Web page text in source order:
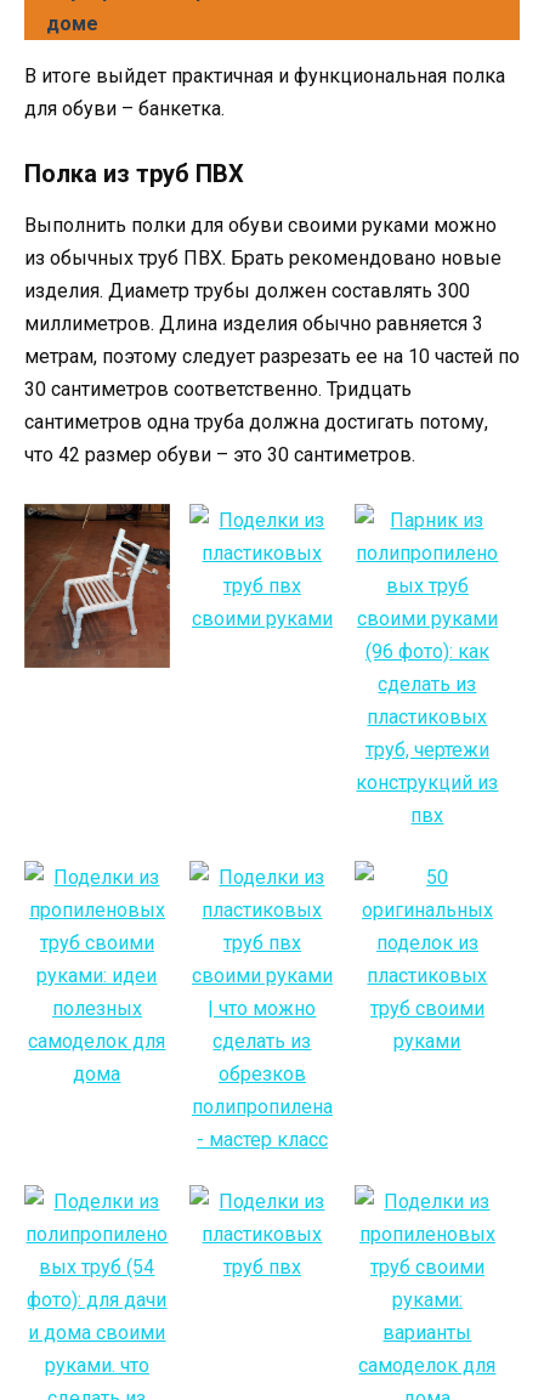
доме
В итоге выйдет практичная и функциональная полка
для обуви – банкетка.
Полка из труб ПВХ
Выполнить полки для обуви своими руками можно
из обычных труб ПВХ. Брать рекомендовано новые
изделия. Диаметр трубы должен составлять 300
миллиметров. Длина изделия обычно равняется 3
метрам, поэтому следует разрезать ее на 10 частей по
30 сантиметров соответственно. Тридцать
сантиметров одна труба должна достигать потому,
что 42 размер обуви – это 30 сантиметров.